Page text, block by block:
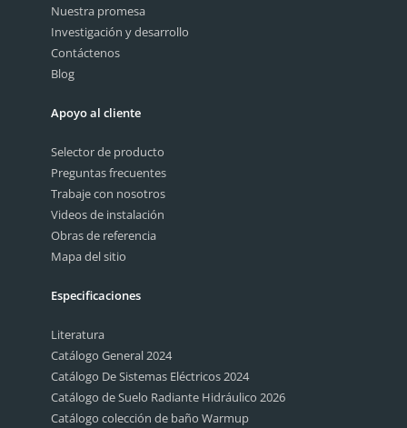
Nuestra promesa
Investigación y desarrollo
Contáctenos
Blog
Apoyo al cliente
Selector de producto
Preguntas frecuentes
Trabaje con nosotros
Videos de instalación
Obras de referencia
Mapa del sitio
Especificaciones
Literatura
Catálogo General 2024
Catálogo De Sistemas Eléctricos 2024
Catálogo de Suelo Radiante Hidráulico 2026
Catálogo colección de baño Warmup